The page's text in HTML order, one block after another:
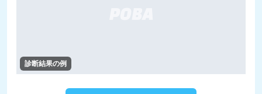
診断結果の例